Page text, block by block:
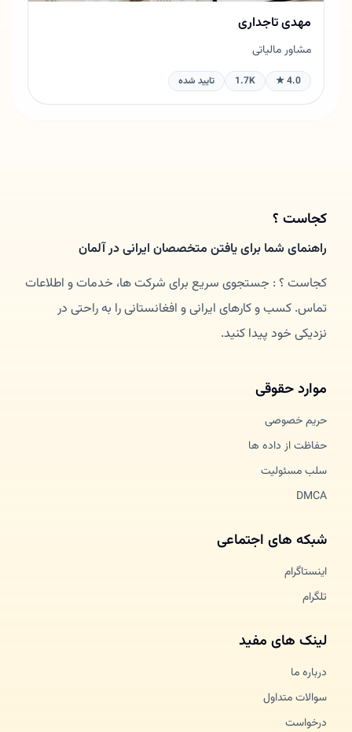
مهدی تاجداری
مشاور مالیاتی
4.0 ★
1.7K تایید شده
کجاست ؟
راهنمای شما برای یافتن متخصصان ایرانی در آلمان
کجاست ؟ : جستجوی سریع برای شرکت ها، خدمات و اطلاعات
تماس. کسب و کارهای ایرانی و افغانستانی را به راحتی در
نزدیکی خود پیدا کنید.
موارد حقوقی
حریم خصوصی
حفاظت از داده ها
سلب مسئولیت
DMCA
شبکه های اجتماعی
اینستاگرام
تلگرام
لینک های مفید
درباره ما
سوالات متداول
درخواست